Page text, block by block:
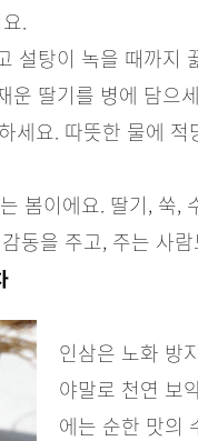
.
설탕이 녹을 때까지
운 딸기를 병에 담으
세요. 따뜻한 물에
봄이에요. 딸기, 쑥,
동을 주고, 주는 사
인삼은 노화 방
야말로 천연 보
에는 순한 맛의